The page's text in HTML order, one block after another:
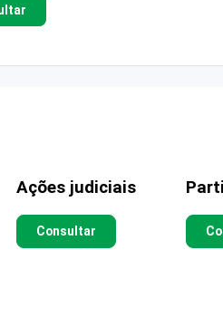
Ações judiciais
Consultar